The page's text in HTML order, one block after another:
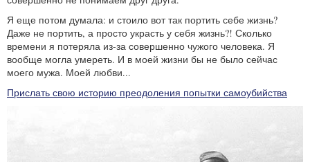
Я еще потом думала: и стоило вот так портить себе жизнь?
Даже не портить, а просто украсть у себя жизнь?! Сколько
времени я потеряла из-за совершенно чужого человека. Я
вообще могла умереть. И в моей жизни бы не было сейчас
моего мужа. Моей любви...
Прислать свою историю преодоления попытки самоубийства